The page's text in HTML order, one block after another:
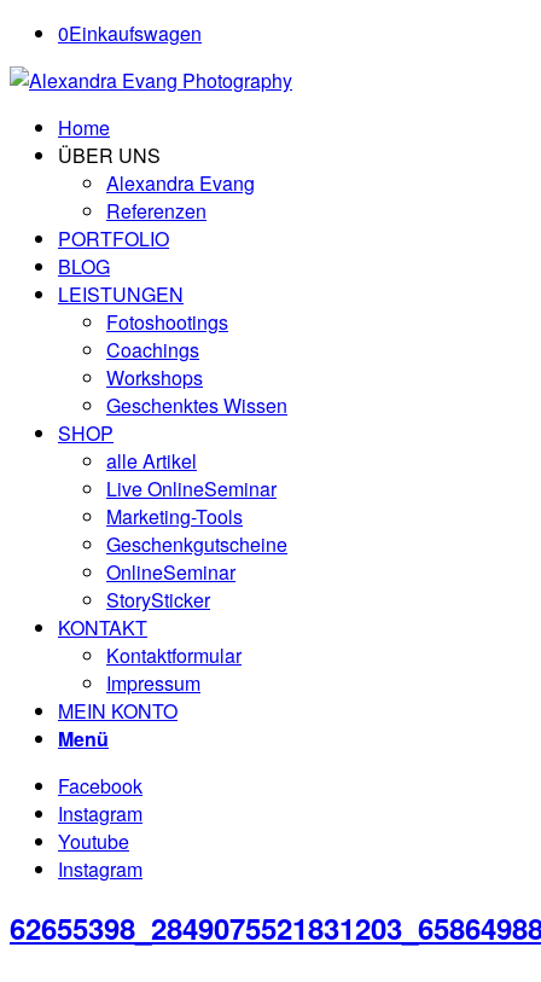
0Einkaufswagen
Home
ÜBER UNS
Alexandra Evang
Referenzen
PORTFOLIO
BLOG
LEISTUNGEN
Fotoshootings
Coachings
Workshops
Geschenktes Wissen
SHOP
alle Artikel
Live OnlineSeminar
Marketing-Tools
Geschenkgutscheine
OnlineSeminar
StorySticker
KONTAKT
Kontaktformular
Impressum
MEIN KONTO
Menü
Facebook
Instagram
Youtube
Instagram